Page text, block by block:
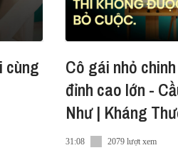
cùng
Cô gái nhỏ
đỉnh cao lớn -
Như | Kháng
EP3
31:08 2079 lượt xem